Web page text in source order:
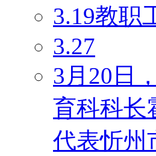
3.19教职
3.27
3月20日
育科科长
代表忻州